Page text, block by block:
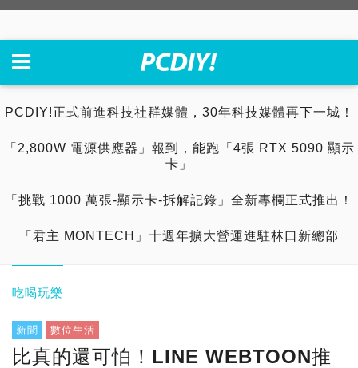
PCDIY!正式前進科技社群媒體，30年科技媒體再下一城！
「2,800W 電源供應器」報到，能跑「4張 RTX 5090 顯示
卡」
「挑戰 1000 萬張-顯示卡-拆解記錄」全新專欄正式推出！
「君主 MONTECH」十週年擴大營運進駐林口新總部
吃喝玩樂
新聞 數位生活
比真的還可怕！LINE WEBTOON推